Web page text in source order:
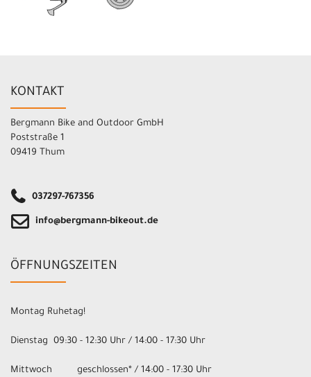
KONTAKT
Bergmann Bike and Outdoor GmbH
Poststraße 1
09419 Thum
037297-767356
info@bergmann-bikeout.de
ÖFFNUNGSZEITEN
Montag Ruhetag!
Dienstag 09:30 - 12:30 Uhr / 14:00 - 17:30 Uhr
Mittwoch geschlossen* / 14:00 - 17:30 Uhr